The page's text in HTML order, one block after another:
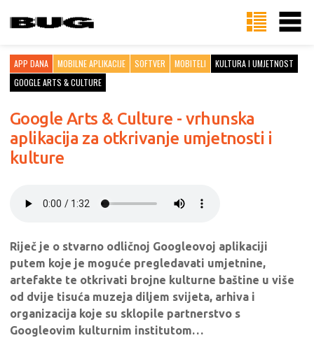
APP DANA MOBILNE APLIKACIJE SOFTVER MOBITELI
KULTURA I UMJETNOST
GOOGLE ARTS & CULTURE
Google Arts & Culture - vrhunska
aplikacija za otkrivanje umjetnosti i
kulture
Riječ je o stvarno odličnoj Googleovoj aplikaciji
putem koje je moguće pregledavati umjetnine,
artefakte te otkrivati brojne kulturne baštine u više
od dvije tisuća muzeja diljem svijeta, arhiva i
organizacija koje su sklopile partnerstvo s
Googleovim kulturnim institutom…